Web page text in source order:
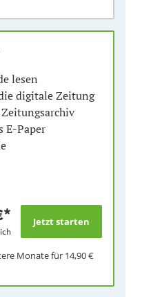
lesen
digitale Zeitung
E-Paper
*
Monate für 14,90 €